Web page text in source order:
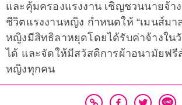
และคุ้มครองแรงงาน เชิญชวนนายจ้า
ชีวิตแรงงานหญิง กำหนดให้ “เมนส์มา
หญิงมีสิทธิลาหยุดโดยได้รับค่าจ้างใน
ได้ และจัดให้มีสวัสดิการผ้าอนามัยฟรี
หญิงทุกคน